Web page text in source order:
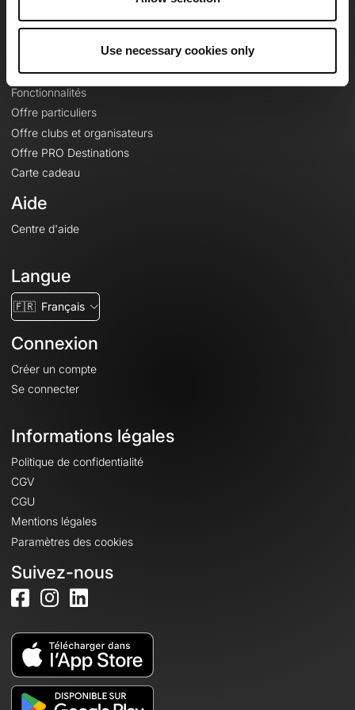
Use necessary cookies only
Le Mag'
Fonds de cartes topographiques
Fonctionnalités
Offre particuliers
Offre clubs et organisateurs
Offre PRO Destinations
Carte cadeau
Aide
Centre d'aide
Langue
🇫🇷 Français
Connexion
Créer un compte
Se connecter
Informations légales
Politique de confidentialité
CGV
CGU
Mentions légales
Paramètres des cookies
Suivez-nous